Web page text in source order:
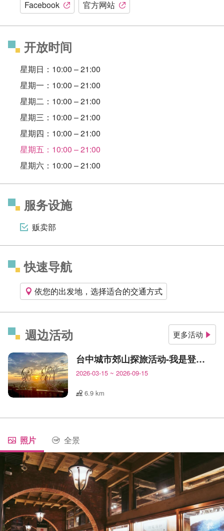
Facebook 官方网站
开放时间
星期日：10:00 – 21:00
星期一：10:00 – 21:00
星期二：10:00 – 21:00
星期三：10:00 – 21:00
星期四：10:00 – 21:00
星期五：10:00 – 21:00
星期六：10:00 – 21:00
服务设施
贩卖部
快速导航
依您的出发地，选择适合的交通方式
週边活动 更多活动
台中城市郊山探旅活动-我是登山王
2026-03-15 ~ 2026-09-15
6.9 km
照片 全景